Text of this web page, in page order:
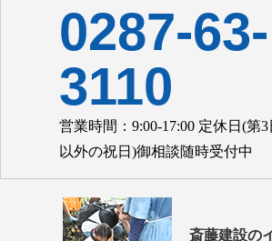
0287-63-
3110
営業時間：9:00-17:00 定休日(第3
以外の祝日)御相談随時受付中
斎藤建設の